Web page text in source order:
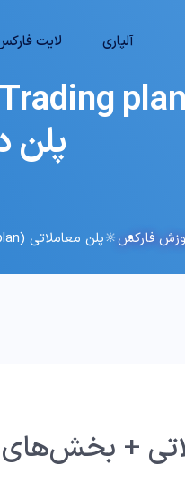
آلپاری لایت
پلن
فارکس🔆پلن معاملاتی (Trading plan) چیست؟! – اهمیت استفاده از تریدینگ پلن در معاملات🔍
+